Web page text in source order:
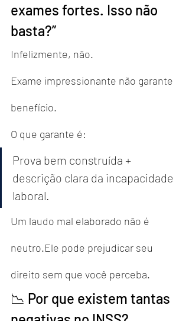
exames fortes. Isso não
basta?”
Infelizmente, não.
Exame impressionante não garante
benefício.
O que garante é:
Prova bem construída +
descrição clara da incapacidade
laboral.
Um laudo mal elaborado não é
neutro.Ele pode prejudicar seu
direito sem que você perceba.
📉 Por que existem tantas